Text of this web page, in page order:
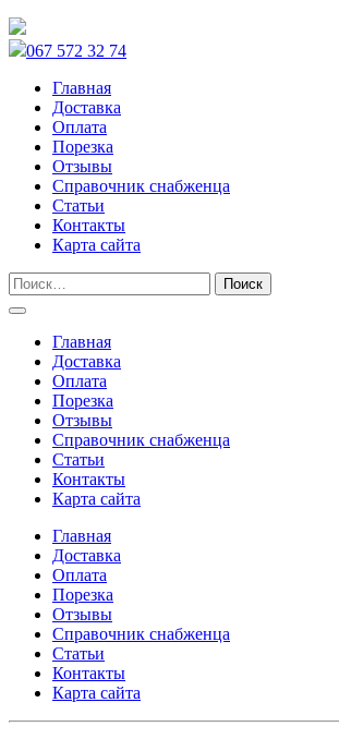
067 572 32 74
Главная
Доставка
Оплата
Порезка
Отзывы
Справочник снабженца
Статьи
Контакты
Карта сайта
Главная
Доставка
Оплата
Порезка
Отзывы
Справочник снабженца
Статьи
Контакты
Карта сайта
Главная
Доставка
Оплата
Порезка
Отзывы
Справочник снабженца
Статьи
Контакты
Карта сайта